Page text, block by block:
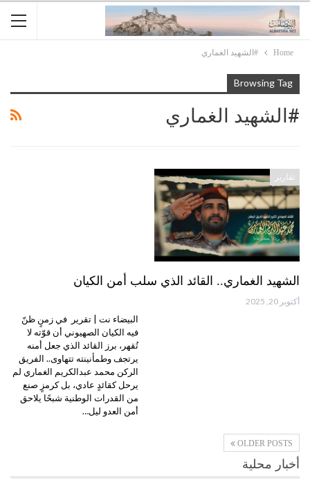
Home #الشهيد الغماري
Browsing Tag
#الشهيد الغماري
تقارير
الشهيد الغماري.. القائد الذي سلب أمن الكيان
أكتوبر 20, 2025
البيضاء نت | تقرير في زمنٍ ظنّ
فيه الكيان الصهيوني أن قوّته لا
تُقهر، برز القائد الذي جعل أمنه
يرتجف وطمأنينته تتهاوى.. الفريق
الركن محمد عبدالكريم الغماري لم
يرحل كقائدٍ عادي، بل كرمزٍ صنع
من القدرات الوطنية شبحًا يلاحق
أمن العدو ليل…
OLDER POSTS
أخبار محلية